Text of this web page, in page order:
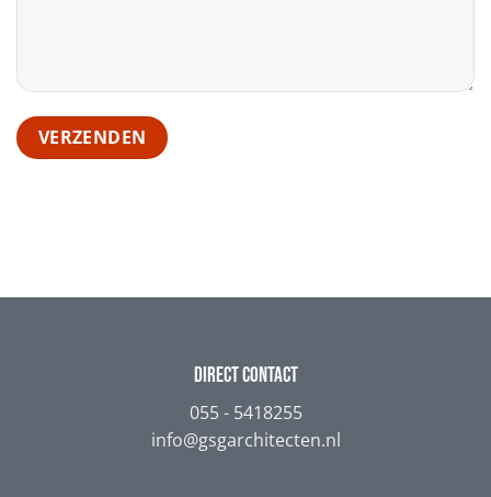
direct contact
055 - 5418255
info@gsgarchitecten.nl